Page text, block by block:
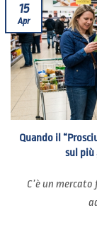
Quando il
sul più
C’è un
15
Apr